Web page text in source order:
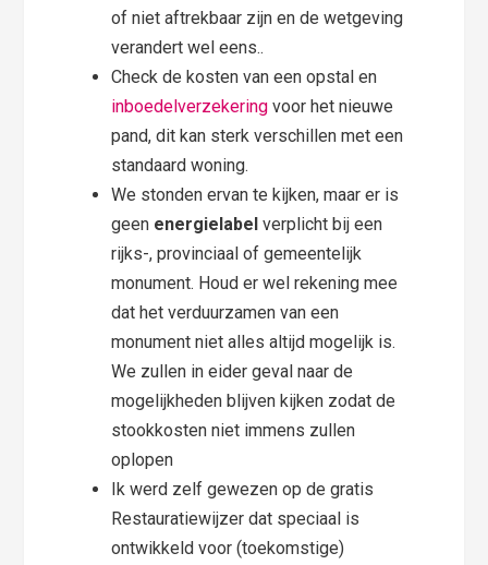
of niet aftrekbaar zijn en de wetgeving
verandert wel eens..
Check de kosten van een opstal en
inboedelverzekeringvoor het nieuwe
pand, dit kan sterk verschillen met een
standaard woning.
We stonden ervan te kijken, maar er is
geen energielabel verplicht bij een
rijks-, provinciaal of gemeentelijk
monument. Houd er wel rekening mee
dat het verduurzamen van een
monument niet alles altijd mogelijk is.
We zullen in eider geval naar de
mogelijkheden blijven kijken zodat de
stookkosten niet immens zullen
oplopen
Ik werd zelf gewezen op de gratis
Restauratiewijzer dat speciaal is
ontwikkeld voor (toekomstige)